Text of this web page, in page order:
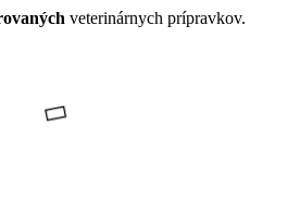
veterinárnych prípravkov.